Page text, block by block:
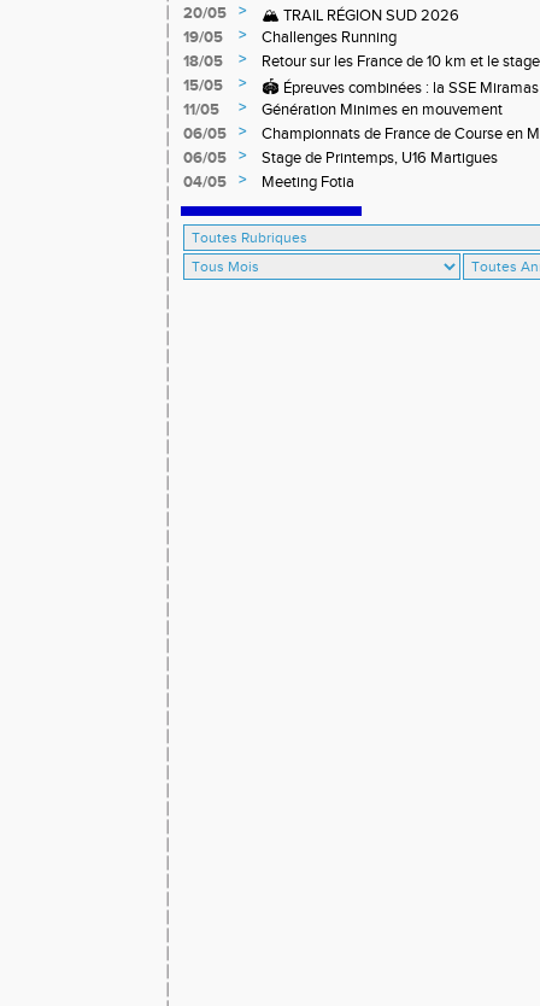
20/05
>
🏔️ TRAIL RÉGION SUD 2026
19/05
>
Challenges Running
18/05
>
Retour sur les France de 10 km et le
off-road à Briançon
15/05 >
🏟️ Épreuves combinées : la SSE
11/05
>
Génération Minimes en mouvement
06/05
>
Championnats de France de Course en
06/05
>
Stage de Printemps, U16 Martigues
04/05
> Meeting Fotia